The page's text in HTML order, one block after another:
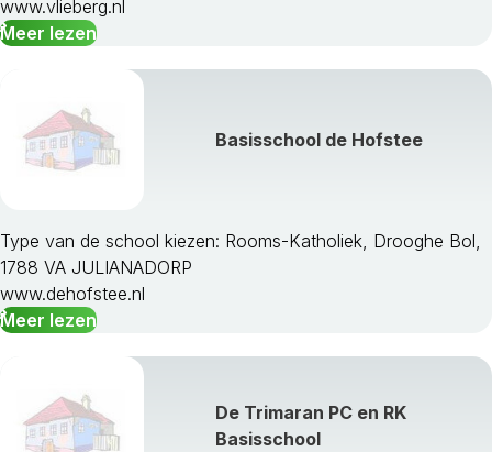
www.vlieberg.nl
Meer lezen
Basisschool de Hofstee
Type van de school kiezen: Rooms-Katholiek, Drooghe Bol,
1788 VA JULIANADORP
www.dehofstee.nl
Meer lezen
De Trimaran PC en RK
Basisschool